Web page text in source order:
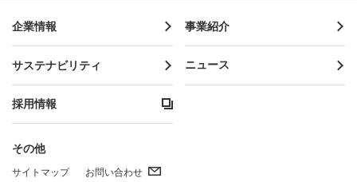
企業情報 事業紹介
サステナビリティ ニュース
採用情報
その他
サイトマップ お問い合わせ